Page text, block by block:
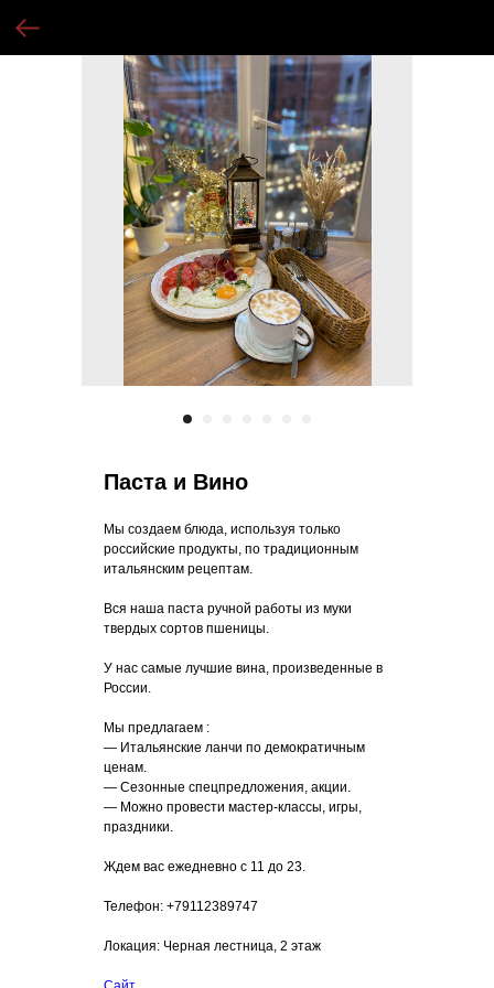
Паста и Вино
Мы создаем блюда, используя только
российские продукты, по традиционным
итальянским рецептам.
Вся наша паста ручной работы из муки
твердых сортов пшеницы.
У нас самые лучшие вина, произведенные в
России.
Мы предлагаем :
— Итальянские ланчи по демократичным
ценам.
— Сезонные спецпредложения, акции.
— Можно провести мастер-классы, игры,
праздники.
Ждем вас ежедневно с 11 до 23.
Телефон: +79112389747
Локация: Черная лестница, 2 этаж